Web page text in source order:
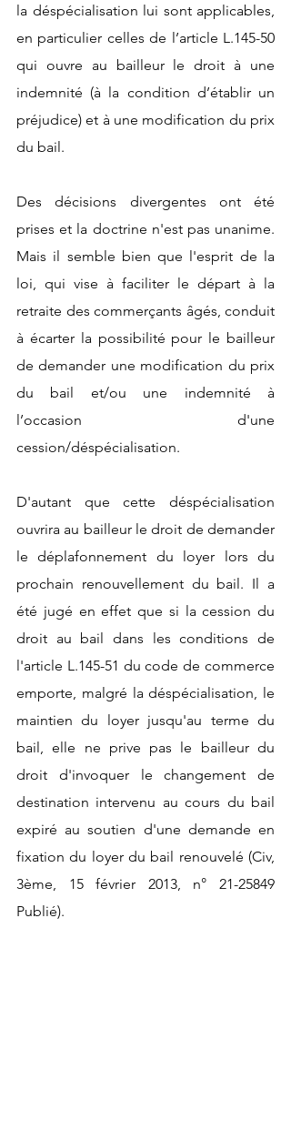
la déspécialisation lui sont applicables,
en particulier celles de l’article L.145-50
qui ouvre au bailleur le droit à une
indemnité (à la condition d’établir un
préjudice) et à une modification du prix
du bail.
Des décisions divergentes ont été
prises et la doctrine n'est pas unanime.
Mais il semble bien que l'esprit de la
loi, qui vise à faciliter le départ à la
retraite des commerçants âgés, conduit
à écarter la possibilité pour le bailleur
de demander une modification du prix
du bail et/ou une indemnité à
l’occasion d'une
cession/déspécialisation.
D'autant que cette déspécialisation
ouvrira au bailleur le droit de demander
le déplafonnement du loyer lors du
prochain renouvellement du bail. Il a
été jugé en effet que si la cession du
droit au bail dans les conditions de
l'article L.145-51 du code de commerce
emporte, malgré la déspécialisation, le
maintien du loyer jusqu'au terme du
bail, elle ne prive pas le bailleur du
droit d'invoquer le changement de
destination intervenu au cours du bail
expiré au soutien d'une demande en
fixation du loyer du bail renouvelé (Civ,
3ème, 15 février 2013, n° 21-25849
Publié).